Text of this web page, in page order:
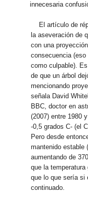
innecesaria
El artículo de
la aseveración de
con una
consecuencia
como culpable).
de que un árbol
mencionando
señala David
BBC, doctor en
(2007) entre 1980
-0,5 grados C- (el
Pero desde
mantenido estable
aumentando de
que la
que lo que sería si
continuado.